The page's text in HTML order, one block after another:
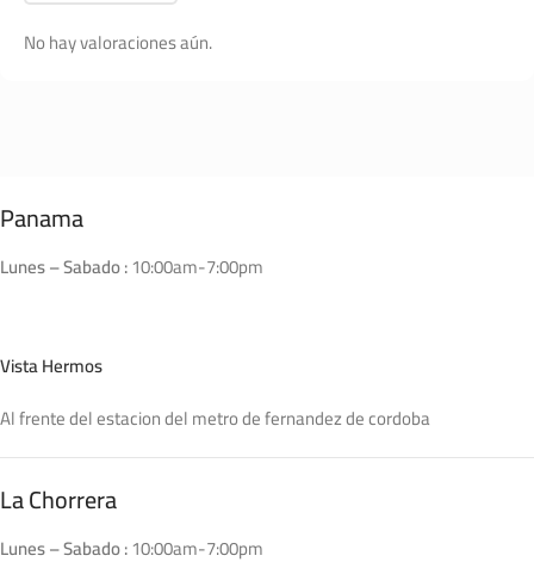
No hay valoraciones aún.
Panama
Lunes – Sabado :10:00am-7:00pm
Vista Hermos
Al frente del estacion del metro de fernandez de cordoba
La Chorrera
Lunes – Sabado :10:00am-7:00pm